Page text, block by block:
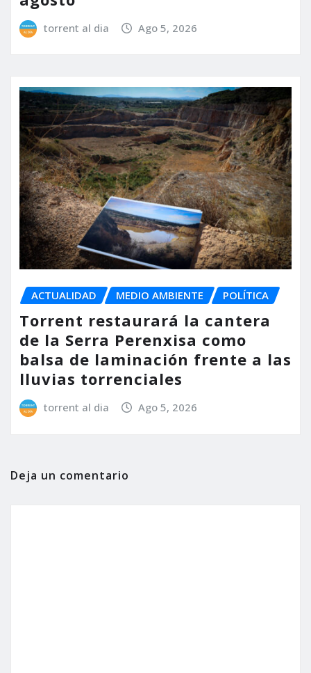
torrent al dia Ago 5, 2026
ACTUALIDAD MEDIO AMBIENTE POLÍTICA
Torrent restaurará la cantera
de la Serra Perenxisa como
balsa de laminación frente a las
lluvias torrenciales
torrent al dia Ago 5, 2026
Deja un comentario